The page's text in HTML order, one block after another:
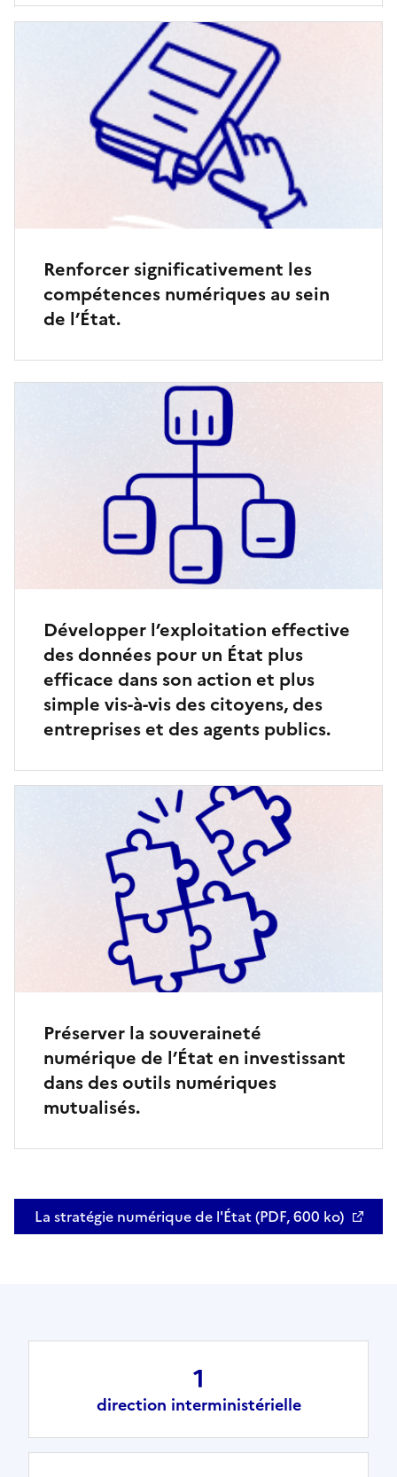
Renforcer significativement les
compétences numériques au sein
de l’État.
Développer l’exploitation effective
des données pour un État plus
efficace dans son action et plus
simple vis-à-vis des citoyens, des
entreprises et des agents publics.
Préserver la souveraineté
numérique de l’État en investissant
dans des outils numériques
mutualisés.
La stratégie numérique de l'État (PDF, 600 ko)
Ouvre une nouvelle fenêtre
1
direction interministérielle